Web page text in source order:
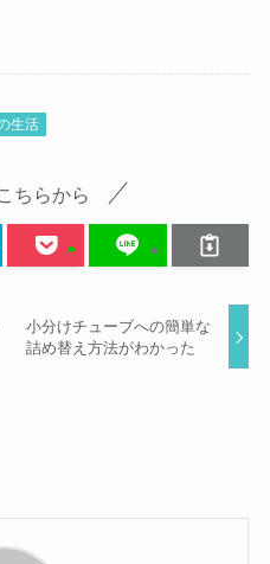
生活
ちらから
小分けチューブへの簡単な
詰め替え方法がわかった